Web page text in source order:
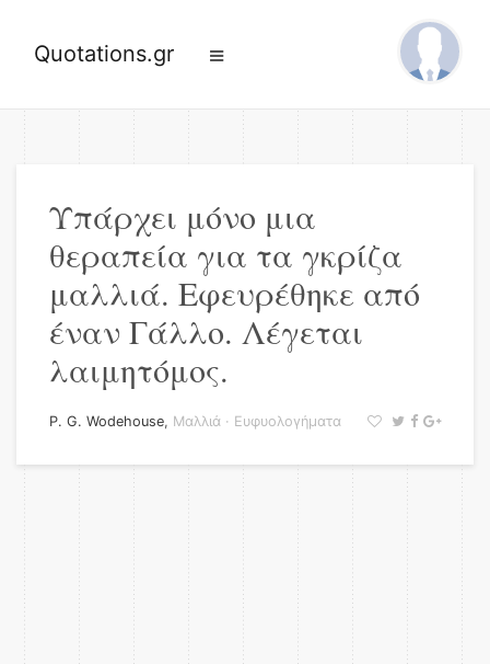
Quotations.gr
Υπάρχει μόνο μια
θεραπεία για τα γκρίζα
μαλλιά. Εφευρέθηκε από
έναν Γάλλο. Λέγεται
λαιμητόμος.
P. G. Wodehouse, Μαλλιά · Ευφυολογήματα